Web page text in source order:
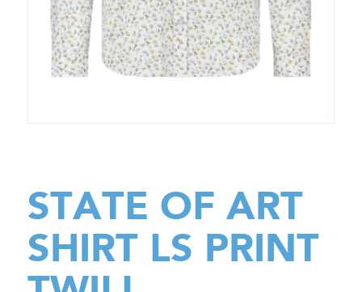
STATE OF ART
SHIRT LS PRINT